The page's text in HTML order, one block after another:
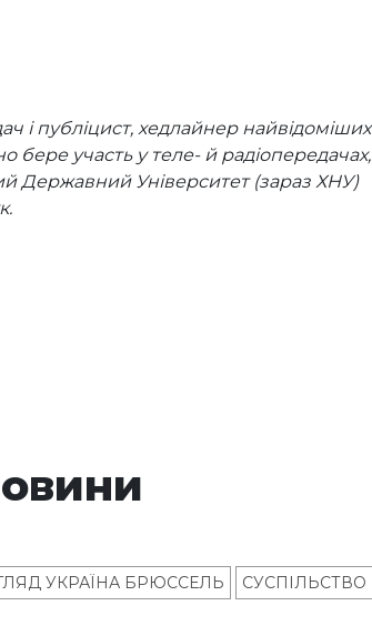
і публіцист, хедлайнер найвідоміших
бере участь у теле- й радіопередачах,
Державний Університет (зараз ХНУ)
УКРАЇНА БРЮССЕЛЬ СУСПІЛЬСТВО